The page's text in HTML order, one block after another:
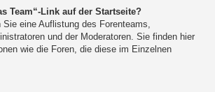
Team“-Link auf der Startseite?
eine Auflistung des Forenteams,
und der Moderatoren. Sie finden hier
wie die Foren, die diese im Einzelnen